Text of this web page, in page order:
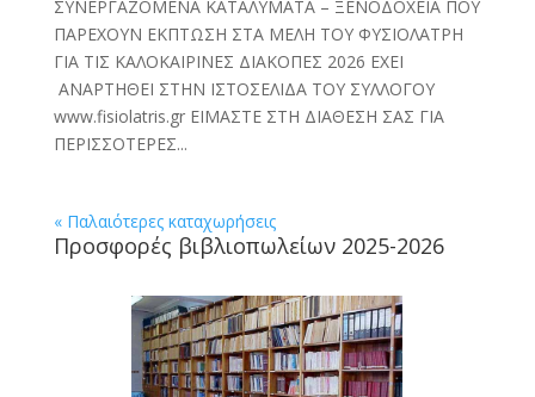
ΣΥΝΕΡΓΑΖΟΜΕΝΑ ΚΑΤΑΛΥΜΑΤΑ – ΞΕΝΟΔΟΧΕΙΑ ΠΟΥ
ΠΑΡΕΧΟΥΝ ΕΚΠΤΩΣΗ ΣΤΑ ΜΕΛΗ ΤΟΥ ΦΥΣΙΟΛΑΤΡΗ
ΓΙΑ ΤΙΣ ΚΑΛΟΚΑΙΡΙΝΕΣ ΔΙΑΚΟΠΕΣ 2026 ΕΧΕΙ
ΑΝΑΡΤΗΘΕΙ ΣΤΗΝ ΙΣΤΟΣΕΛΙΔΑ ΤΟΥ ΣΥΛΛΟΓΟΥ
www.fisiolatris.gr ΕΙΜΑΣΤΕ ΣΤΗ ΔΙΑΘΕΣΗ ΣΑΣ ΓΙΑ
ΠΕΡΙΣΣΟΤΕΡΕΣ...
« Παλαιότερες καταχωρήσεις
Προσφορές βιβλιοπωλείων 2025-2026